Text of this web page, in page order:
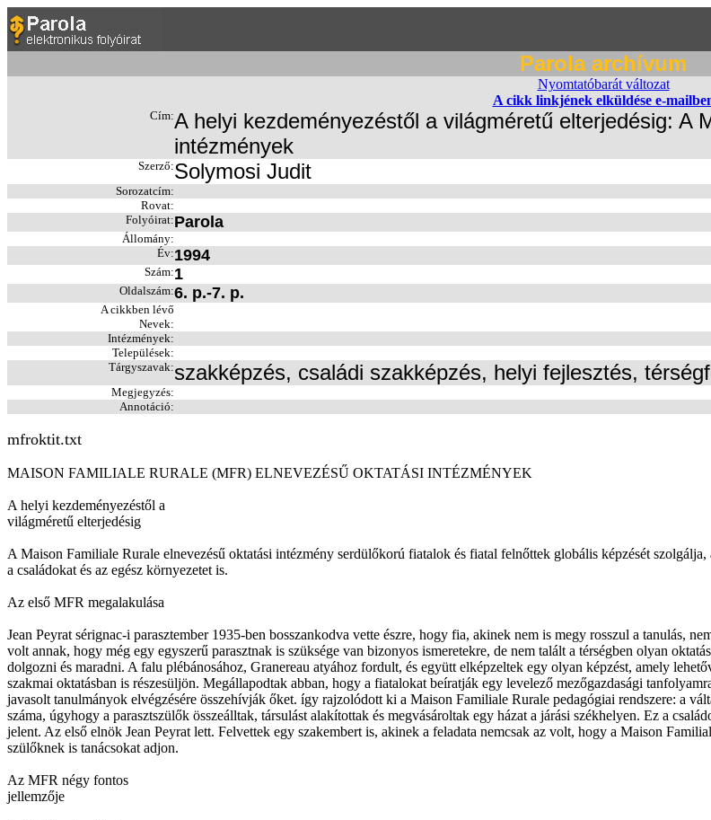
Parola archívum
Nyomtatóbarát változat
A cikk linkjének elküldése e-
Cím:A helyi kezdeményezéstől a világméretű elterjedésig: A
intézmények
Szerző:Solymosi Judit
Sorozatcím:
Rovat:
Folyóirat:Parola
Állomány:
Év:1994
Szám:1
Oldalszám:6. p.-7. p.
A cikkben lévő
Nevek:
Intézmények:
Települések:
Tárgyszavak:szakképzés, családi szakképzés, helyi fejlesztés,
Megjegyzés:
Annotáció:
mfroktit.txt
MAISON FAMILIALE RURALE (MFR) ELNEVEZÉSŰ OKTATÁSI INTÉZMÉNYEK
A helyi kezdeményezéstől a
világméretű elterjedésig
A Maison Familiale Rurale elnevezésű oktatási intézmény serdülőkorú fiatalok és fiatal felnőttek globális képzését
a családokat és az egész környezetet is.
Az első MFR megalakulása
Jean Peyrat sérignac-i parasztember 1935-ben bosszankodva vette észre, hogy fia, akinek nem is megy rosszul a tanulás,
volt annak, hogy még egy egyszerű parasztnak is szüksége van bizonyos ismeretekre, de nem talált a térségben olyan
dolgozni és maradni. A falu plébánosához, Granereau atyához fordult, és együtt elképzeltek egy olyan képzést, amely
szakmai oktatásban is részesüljön. Megállapodtak abban, hogy a fiatalokat beíratják egy levelező mezőgazdasági
javasolt tanulmányok elvégzésére összehívják őket. így rajzolódott ki a Maison Familiale Rurale pedagógiai rendszere: a
száma, úgyhogy a parasztszülők összeálltak, társulást alakítottak és megvásároltak egy házat a járási székhelyen. Ez a
jelent. Az első elnök Jean Peyrat lett. Felvettek egy szakembert is, akinek a feladata nemcsak az volt, hogy a Maison
szülőknek is tanácsokat adjon.
Az MFR négy fontos
jellemzője